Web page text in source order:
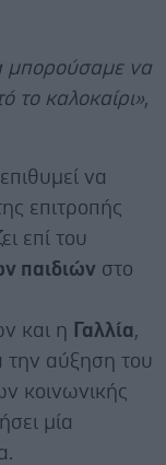
μπορούσαμε να
το καλοκαίρι»,
να
επιτροπής
επί του
παιδιών στο
και η Γαλλία,
την αύξηση του
κοινωνικής
μία